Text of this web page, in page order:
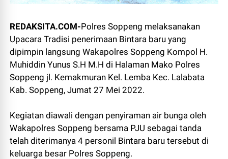
REDAKSITA.COM-Polres Soppeng melaksanakan
Upacara Tradisi penerimaan Bintara baru yang
dipimpin langsung Wakapolres Soppeng Kompol H.
Muhiddin Yunus S.H M.H di Halaman Mako Polres
Soppeng jl. Kemakmuran Kel. Lemba Kec. Lalabata
Kab. Soppeng, Jumat 27 Mei 2022.
Kegiatan diawali dengan penyiraman air bunga oleh
Wakapolres Soppeng bersama PJU sebagai tanda
telah diterimanya 4 personil Bintara baru tersebut di
keluarga besar Polres Soppeng.